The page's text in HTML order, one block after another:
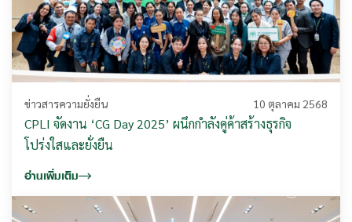
ข่าวสารความยั่งยืน 10 ตุลาคม 2568
CPLI จัดงาน ‘CG Day 2025’ ผนึกกำลังคู่ค้าสร้างธุรกิจ
โปร่งใสและยั่งยืน
อ่านเพิ่มเติม